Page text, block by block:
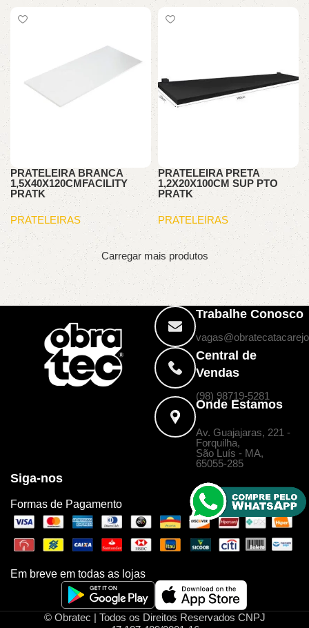
PRATELEIRA BRANCA
1,5X40X120CMFACILITY
PRATK
PRATELEIRAS
PRATELEIRA PRETA
1,2X20X100CM SUP PTO
PRATK
PRATELEIRAS
Carregar mais produtos
Trabalhe Conosco
Central de
Vendas
(98) 98719-5281
Onde Estamos
Av. Guajajaras, 221 -
Forquilha,
São Luís - MA,
65055-285
Siga-nos
Formas de Pagamento
Em breve em todas as lojas
© Obratec | Todos os Direitos Reservados CNPJ